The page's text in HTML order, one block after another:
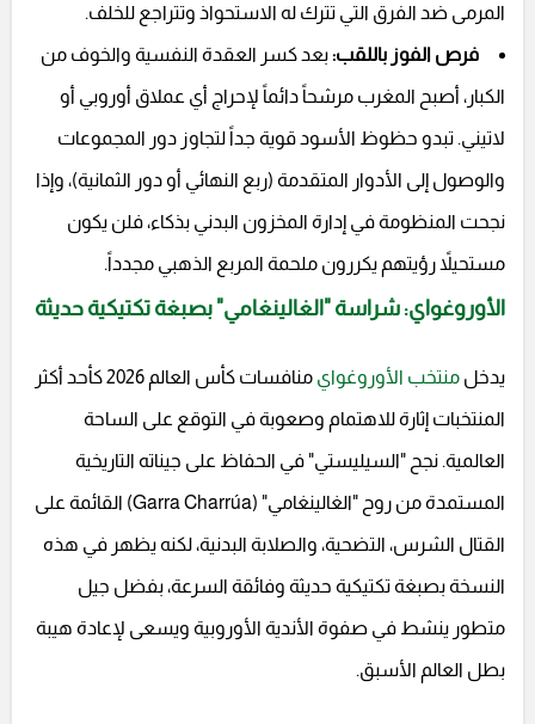
المرمى ضد الفرق التي تترك له الاستحواذ وتتراجع للخلف.
فرص الفوز باللقب:بعد كسر العقدة النفسية والخوف من
الكبار، أصبح المغرب مرشحاً دائماً لإحراج أي عملاق أوروبي أو
لاتيني. تبدو حظوظ الأسود قوية جداً لتجاوز دور المجموعات
والوصول إلى الأدوار المتقدمة (ربع النهائي أو دور الثمانية)، وإذا
نجحت المنظومة في إدارة المخزون البدني بذكاء، فلن يكون
مستحيلاً رؤيتهم يكررون ملحمة المربع الذهبي مجدداً.
الأوروغواي: شراسة "الغالينغامي" بصبغة تكتيكية حديثة
يدخل منتخب الأوروغواي منافسات كأس العالم 2026 كأحد أكثر
المنتخبات إثارة للاهتمام وصعوبة في التوقع على الساحة
العالمية. نجح "السيليستي" في الحفاظ على جيناته التاريخية
المستمدة من روح "الغالينغامي" (Garra Charrúa) القائمة على
القتال الشرس، التضحية، والصلابة البدنية، لكنه يظهر في هذه
النسخة بصبغة تكتيكية حديثة وفائقة السرعة، بفضل جيل
متطور ينشط في صفوة الأندية الأوروبية ويسعى لإعادة هيبة
بطل العالم الأسبق.